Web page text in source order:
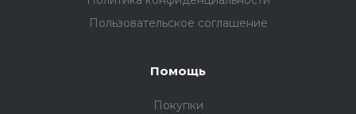
Пользовательское соглашение
Помощь
Покупки